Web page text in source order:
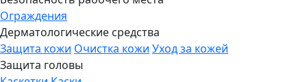
Ограждения
Дерматологические средства
Защита кожи Очистка кожи Уход за кожей
Защита головы